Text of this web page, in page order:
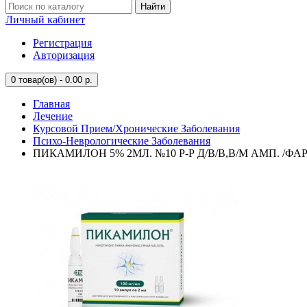
Найти
Личный кабинет
Регистрация
Авторизация
0 товар(ов) - 0.00 р.
Главная
Лечение
Курсовой Прием/Хронические Заболевания
Психо-Неврологические Заболевания
ПИКАМИЛОН 5% 2МЛ. №10 Р-Р Д/В/В,В/М АМП. /